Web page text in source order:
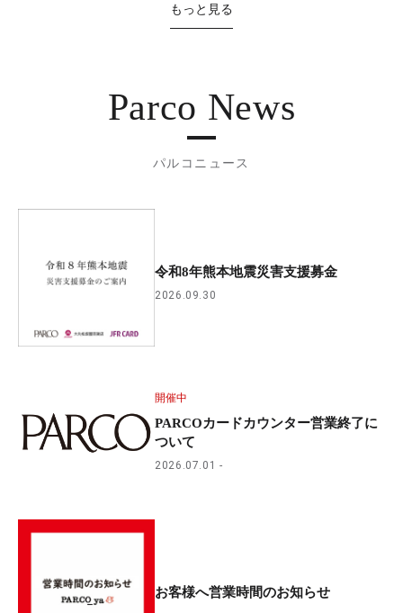
もっと見る
Parco News
パルコニュース
令和8年熊本地震災害支援募金
2026.09.30
開催中
PARCOカードカウンター営業終了に
ついて
2026.07.01
お客様へ営業時間のお知らせ